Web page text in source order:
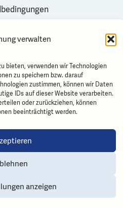
verwalten
bieten, verwenden wir Technologien
zu speichern bzw. darauf
zustimmen, können wir Daten
IDs auf dieser Website verarbeiten.
oder zurückziehen, können
beeinträchtigt werden.
anzeigen
Strasse 2
Bereiche
Sie uns
Bergquelle
Datenschutz